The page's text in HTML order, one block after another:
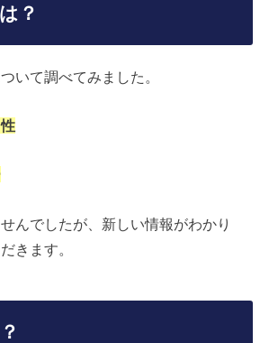
？
いて調べてみました。
んでしたが、新しい情報がわかり
きます。